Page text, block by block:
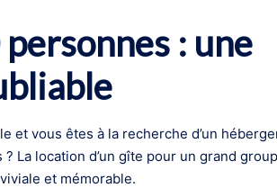
: une
et vous êtes à la recherche d’un
La location d’un gîte pour un grand
et mémorable.